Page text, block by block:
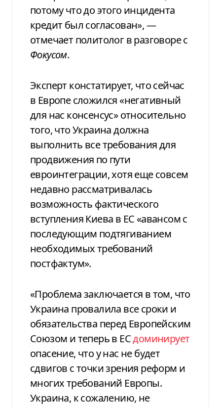
потому что до этого инцидента
кредит был согласован», —
отмечает политолог в разговоре с
Фокусом.
Эксперт констатирует, что сейчас
в Европе сложился «негативный
для нас консенсус» относительно
того, что Украина должна
выполнить все требования для
продвижения по пути
евроинтеграции, хотя еще совсем
недавно рассматривалась
возможность фактического
вступления Киева в ЕС «авансом с
последующим подтягиванием
необходимых требований
постфактум».
«Проблема заключается в том, что
Украина провалила все сроки и
обязательства перед Европейским
Союзом и теперь в ЕСдоминирует
опасение, что у нас не будет
сдвигов с точки зрения реформ и
многих требований Европы.
Украина, к сожалению, не